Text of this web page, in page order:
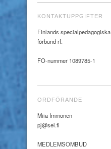
KONTAKTUPPGIFTER
Finlands specialpedagogiska
förbund rf.
FO-nummer 1089785-1
ORDFÖRANDE
Miia Immonen
pj@sel.fi
MEDLEMSOMBUD